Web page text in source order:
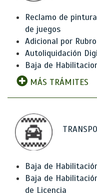
Reclamo de
de juegos
Adicional por Rubro
Autoliquidación
Baja de
MÁS TRÁMITES
Baja de
Baja de
de Licencia